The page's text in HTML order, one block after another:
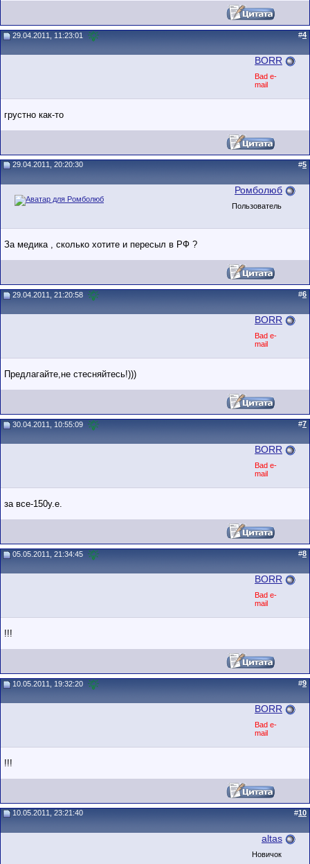
29.04.2011, 11:23:01 #4
BORR
Bad e-
mail
грустно как-то
29.04.2011, 20:20:30 #5
Ромболюб
Пользователь
За медика , сколько хотите и пересыл в РФ ?
29.04.2011, 21:20:58 #6
BORR
Bad e-
mail
Предлагайте,не стесняйтесь!)))
30.04.2011, 10:55:09 #7
BORR
Bad e-
mail
за все-150у.е.
05.05.2011, 21:34:45 #8
BORR
Bad e-
mail
!!!
10.05.2011, 19:32:20 #9
BORR
Bad e-
mail
!!!
10.05.2011, 23:21:40 #10
altas
Новичок